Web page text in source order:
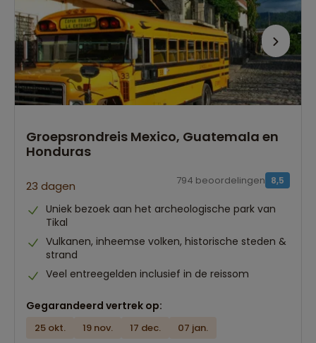
Groepsrondreis Mexico, Guatemala en
Honduras
23 dagen 8,5
794 beoordelingen
Uniek bezoek aan het archeologische park van
Tikal
Vulkanen, inheemse volken, historische steden &
strand
Veel entreegelden inclusief in de reissom
Gegarandeerd vertrek op:
25 okt. 19 nov. 17 dec.
07 jan.